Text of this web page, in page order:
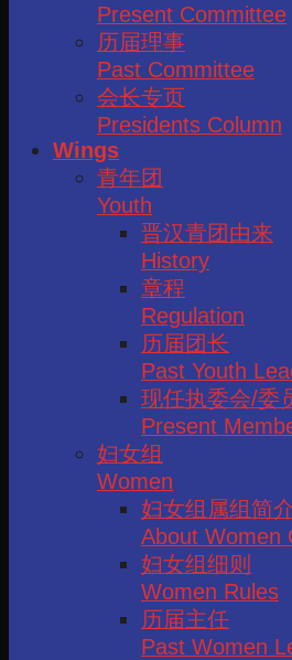
Present Committee
历届理事
Past Committee
会长专页
Presidents Column
Wings
青年团
Youth
晋汉青团由来
History
章程
Regulation
历届团长
Past Youth
现任执委会/委
Present
妇女组
Women
妇女组属组简
About Women
妇女组细则
Women Rules
历届主任
Past Women